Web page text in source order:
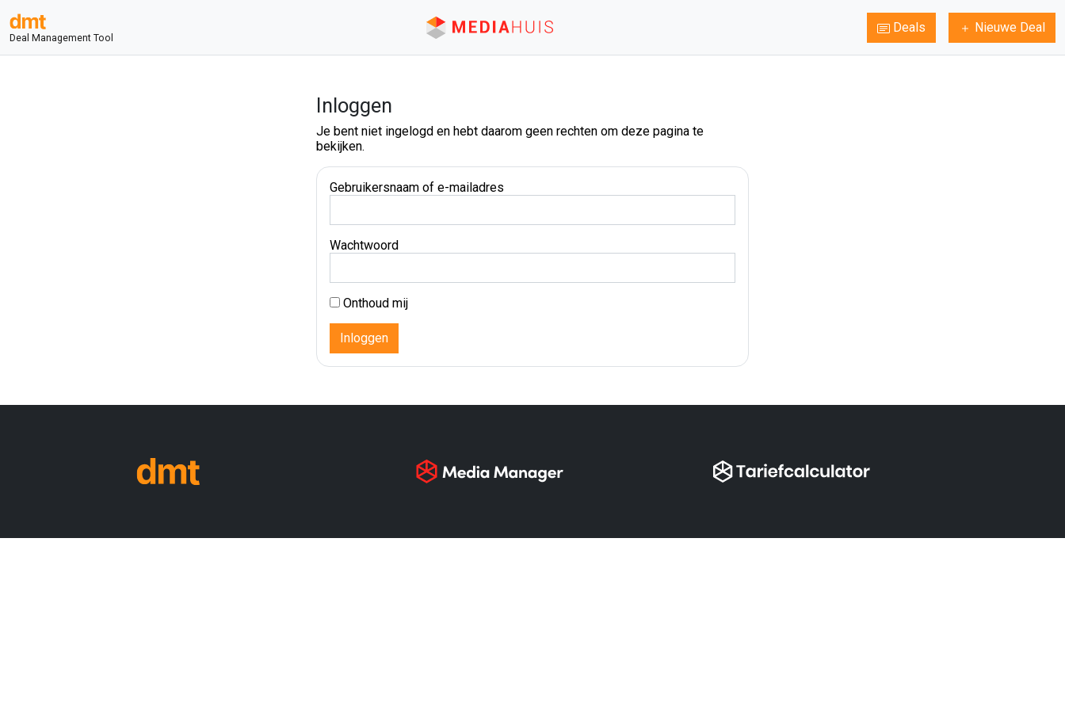
Deal Management Tool
Deals Nieuwe Deal
Inloggen
Je bent niet ingelogd en hebt daarom geen rechten om deze pagina te
bekijken.
Gebruikersnaam of e-mailadres
Wachtwoord
Onthoud mij